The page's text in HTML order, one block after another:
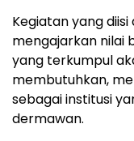
Kegiatan yang
mengajarkan nilai
yang terkumpul
membutuhkan,
sebagai institusi
dermawan.